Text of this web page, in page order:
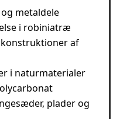
metaldele
i robiniatræ
af
i naturmaterialer
plader og